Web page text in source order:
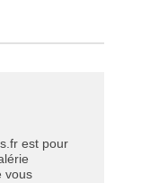
est pour
vous